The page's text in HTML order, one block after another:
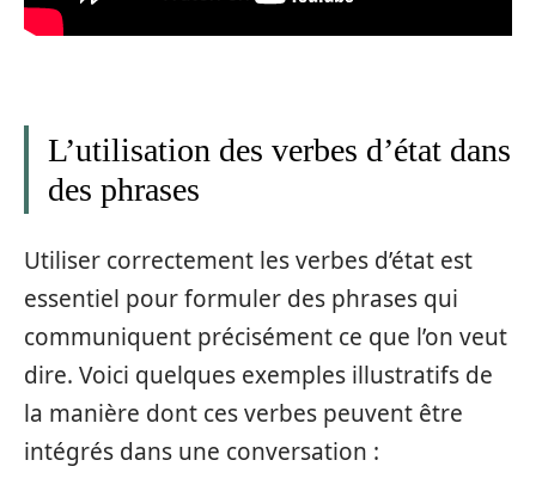
L’utilisation des verbes d’état dans
des phrases
Utiliser correctement les verbes d’état est
essentiel pour formuler des phrases qui
communiquent précisément ce que l’on veut
dire. Voici quelques exemples illustratifs de
la manière dont ces verbes peuvent être
intégrés dans une conversation :